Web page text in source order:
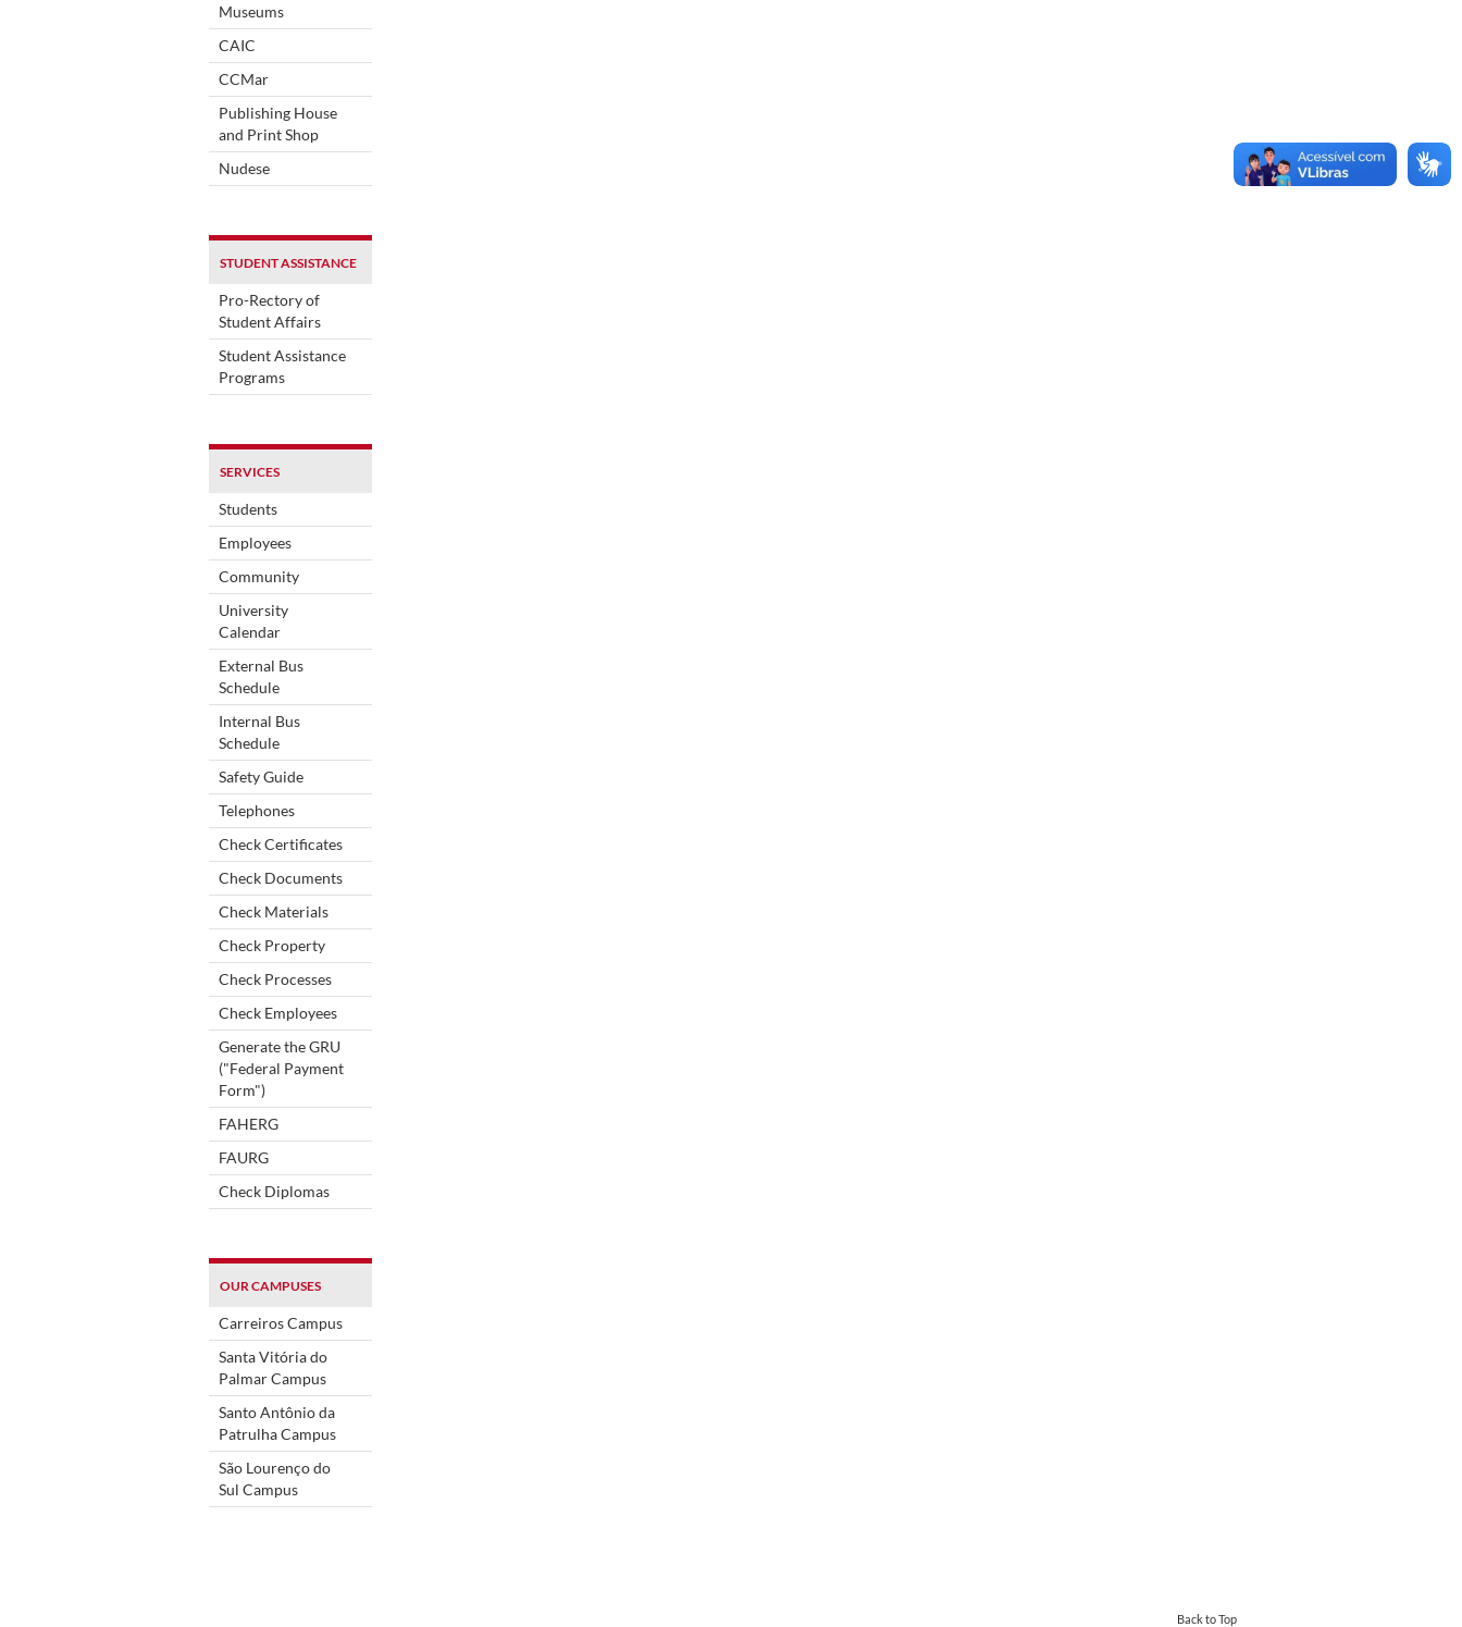
Museums
CAIC
CCMar
Publishing House
and Print Shop
Nudese
STUDENT ASSISTANCE
Pro-Rectory of
Student Affairs
Student Assistance
Programs
SERVICES
Students
Employees
Community
University
Calendar
External Bus
Schedule
Internal Bus
Schedule
Safety Guide
Telephones
Check Certificates
Check Documents
Check Materials
Check Property
Check Processes
Check Employees
Generate the GRU
("Federal Payment
Form")
FAHERG
FAURG
Check Diplomas
OUR CAMPUSES
Carreiros Campus
Santa Vitória do
Palmar Campus
Santo Antônio da
Patrulha Campus
São Lourenço do
Sul Campus
Back to Top